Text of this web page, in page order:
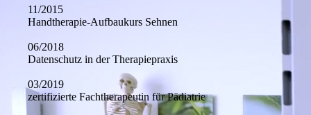
11/2015
Handtherapie-Aufbaukurs Sehnen
06/2018
Datenschutz in der Therapiepraxis
03/2019
zertifizierte Fachtherapeutin für Pädiatrie